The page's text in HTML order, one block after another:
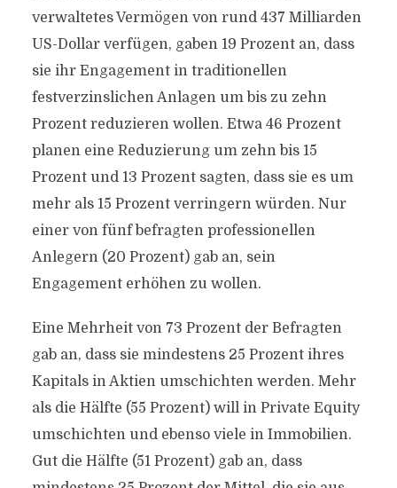
verwaltetes Vermögen von rund 437 Milliarden
US-Dollar verfügen, gaben 19 Prozent an, dass
sie ihr Engagement in traditionellen
festverzinslichen Anlagen um bis zu zehn
Prozent reduzieren wollen. Etwa 46 Prozent
planen eine Reduzierung um zehn bis 15
Prozent und 13 Prozent sagten, dass sie es um
mehr als 15 Prozent verringern würden. Nur
einer von fünf befragten professionellen
Anlegern (20 Prozent) gab an, sein
Engagement erhöhen zu wollen.
Eine Mehrheit von 73 Prozent der Befragten
gab an, dass sie mindestens 25 Prozent ihres
Kapitals in Aktien umschichten werden. Mehr
als die Hälfte (55 Prozent) will in Private Equity
umschichten und ebenso viele in Immobilien.
Gut die Hälfte (51 Prozent) gab an, dass